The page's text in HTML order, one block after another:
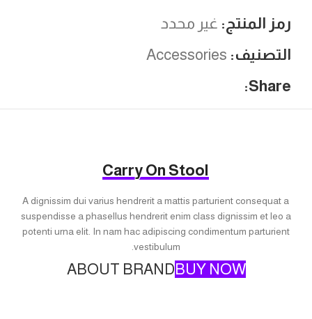
رمز المنتج: غير محدد
التصنيف: Accessories
Share:
Carry On Stool
A dignissim dui varius hendrerit a mattis parturient consequat a
suspendisse a phasellus hendrerit enim class dignissim et leo a
potenti urna elit. In nam hac adipiscing condimentum parturient
vestibulum.
BUY NOW
ABOUT BRAND